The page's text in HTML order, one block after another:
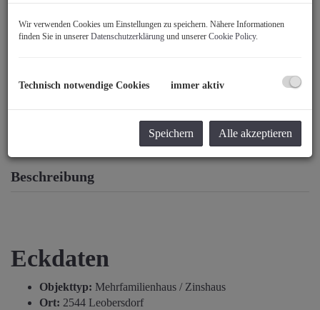
Beschreibung
Eckdaten
Objekttyp: Mehrfamilienhaus / Zinshaus
Ort: 2544 Leobersdorf
Wir verwenden Cookies um Einstellungen zu speichern. Nähere Informationen
finden Sie in unserer Datenschutzerklärung und unserer Cookie Policy.
Technisch notwendige Cookies immer aktiv
Speichern Alle akzeptieren